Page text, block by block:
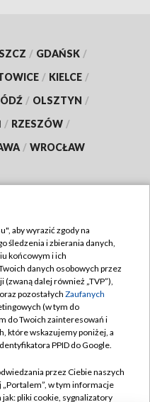
/ GDAŃSK /
/ KIELCE /
/ OLSZTYN /
/ RZESZÓW /
/ WROCŁAW
TVP
aby wyrazić zgody na
śledzenia i zbierania danych,
końcowym i ich
danych osobowych przez
(zwaną dalej również „TVP”),
oraz pozostałych Zaufanych
(w tym do
do Twoich zainteresowań i
które wskazujemy poniżej, a
PPID do Google.
przez Ciebie naszych
„Portalem”, w tym informacje
pliki cookie, sygnalizatory